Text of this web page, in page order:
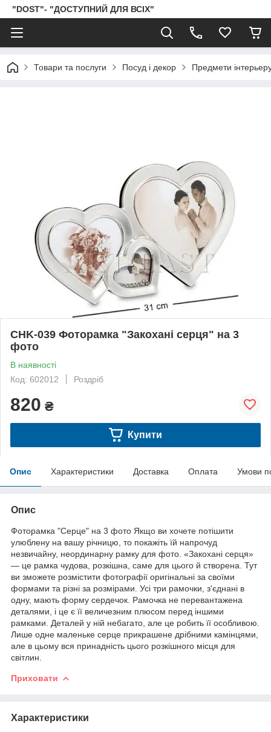
"DOST"- "ДОСТУПНИЙ ДЛЯ ВСІХ"
Товари та послуги Посуд і декор Предмети
CHK-039 Фоторамка "Закохані серця" на 3
фото
В наявності
Код: 602012
Роздріб
820 ₴
Купити
Опис Характеристики Доставка Оплата Умови
Опис
Фоторамка "Серце" на 3 фото Якщо ви хочете потішити
улюблену на вашу річницю, то покажіть їй напрочуд
незвичайну, неординарну рамку для фото. «Закохані серця»
— це рамка чудова, розкішна, саме для цього й створена. Тут
ви зможете розмістити фотографії оригінальні за своїми
формами та різні за розмірами. Усі три рамочки, з'єднані в
одну, мають форму сердечок. Рамочка не перевантажена
деталями, і це є її величезним плюсом перед іншими
рамками. Деталей у ній небагато, але це робить її особливою.
Лише одне маленьке серце прикрашене дрібними камінцями,
але в цьому вся принадність цього розкішного місця для
світлин.
Приховати
Характеристики